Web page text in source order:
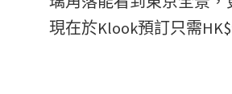
現在於Klook預訂只需